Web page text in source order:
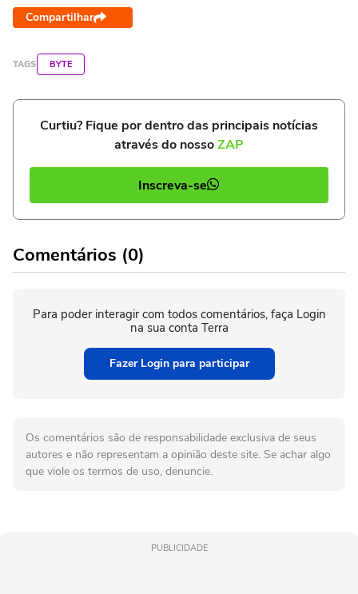
Compartilhar
TAGS BYTE
Curtiu? Fique por dentro das principais notícias
através do nossoZAP
Inscreva-se
Comentários (0)
Para poder interagir com todos comentários, faça Login
na sua conta Terra
Fazer Login para participar
Os comentários são de responsabilidade exclusiva de seus
autores e não representam a opinião deste site. Se achar algo
que viole os termos de uso, denuncie.
PUBLICIDADE